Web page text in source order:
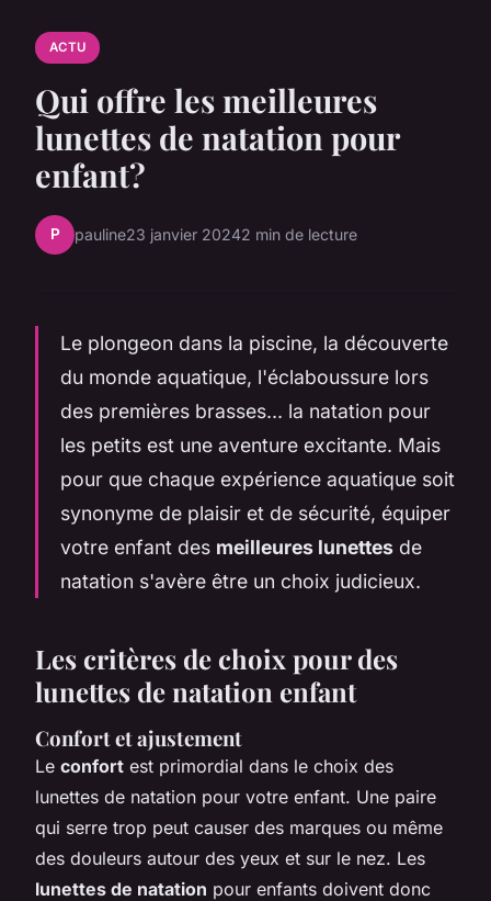
ACTU
Qui offre les meilleures
lunettes de natation pour
enfant?
P pauline23 janvier 20242 min de lecture
Le plongeon dans la piscine, la découverte
du monde aquatique, l'éclaboussure lors
des premières brasses... la natation pour
les petits est une aventure excitante. Mais
pour que chaque expérience aquatique soit
synonyme de plaisir et de sécurité, équiper
votre enfant des meilleures lunettes de
natation s'avère être un choix judicieux.
Les critères de choix pour des
lunettes de natation enfant
Confort et ajustement
Le confort est primordial dans le choix des
lunettes de natation pour votre enfant. Une paire
qui serre trop peut causer des marques ou même
des douleurs autour des yeux et sur le nez. Les
lunettes de natation pour enfants doivent donc